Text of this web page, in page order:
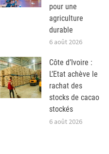
pour une
agriculture
durable
6 août 2026
Côte d’Ivoire :
L’Etat achève le
rachat des
stocks de cacao
stockés
6 août 2026